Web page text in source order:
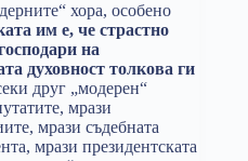
хора, особено
им е, че страстно
на
духовност толкова ги
друг „модерен“
мрази
мрази съдебната
мрази президентската